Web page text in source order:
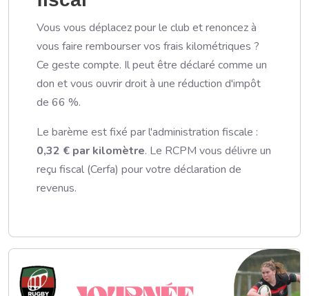
Vous vous déplacez pour le club et renoncez à
vous faire rembourser vos frais kilométriques ?
Ce geste compte. Il peut être déclaré comme un
don et vous ouvrir droit à une réduction d'impôt
de 66 %.
Le barème est fixé par l'administration fiscale :
0,32 € par kilomètre. Le RCPM vous délivre un
reçu fiscal (Cerfa) pour votre déclaration de
revenus.